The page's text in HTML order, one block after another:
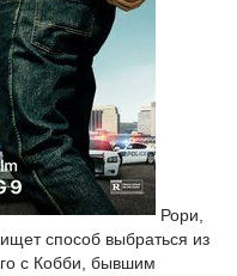
Рори,
способ выбраться из
с Кобби, бывшим